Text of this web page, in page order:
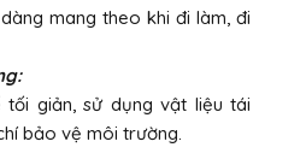
mang theo khi đi làm, đi
giản, sử dụng vật liệu tái
bảo vệ môi trường.